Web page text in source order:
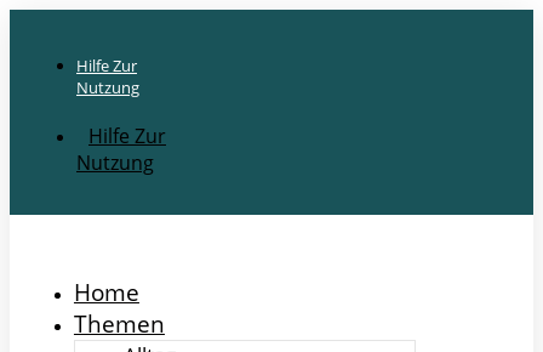
Hilfe Zur
Nutzung
Hilfe Zur
Nutzung
Home
Themen